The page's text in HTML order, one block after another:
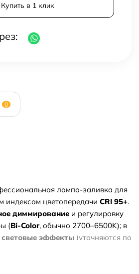
Купить в 1 клик
0
лампа-заливка для
индексом цветопередачи CRI 95+.
диммирование и регулировку
(Bi-Color, обычно 2700–6500K); в
световые эффекты (уточняются по
рассчитан на длительную